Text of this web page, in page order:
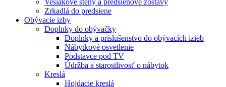
Zrkadlá do predsiene
Obývacie izby
Doplnky do obývačky
Doplnky a príslušenstvo do obývacích izieb
Nábytkové osvetlenie
Podstavce pod TV
Údržba a starostlivosť o nábytok
Kreslá
Hojdacie kreslá